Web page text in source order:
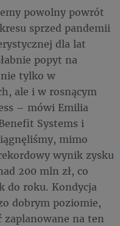
powolny powrót
sprzed pandemii
dla lat
popyt na
tylko w
ale i w rosnącym
– mówi Emilia
Systems i
mimo
wynik zysku
200 mln zł, co
do roku. Kondycja
dobrym poziomie,
zaplanowane na ten